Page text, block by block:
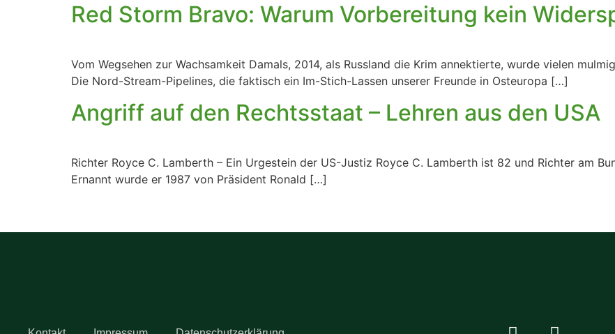
Red Storm Bravo: Warum Vorbereitung kein
Vom Wegsehen zur Wachsamkeit Damals, 2014, als Russland die Krim annektierte, wurde vielen
Die Nord-Stream-Pipelines, die faktisch ein Im-Stich-Lassen unserer Freunde in Osteuropa […]
Angriff auf den Rechtsstaat – Lehren aus den USA
Richter Royce C. Lamberth – Ein Urgestein der US-Justiz Royce C. Lamberth ist 82 und Richter am
Ernannt wurde er 1987 von Präsident Ronald […]